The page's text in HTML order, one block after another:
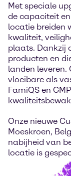
Met speciale
de capaciteit
locatie breiden
kwaliteit,
plaats. Dankzij
producten en
landen leveren.
vloeibare als
FamiQS en
Onze nieuwe
Moeskroen,
nabijheid van
locatie is